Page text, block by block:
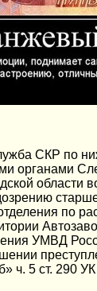
СКР по
органами
области
по
УМВД
ч. 5 ст. 290